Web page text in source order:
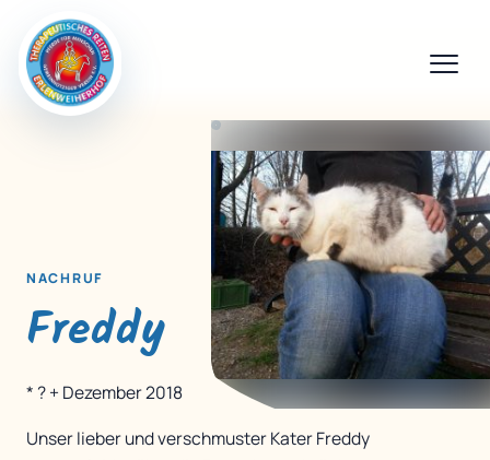
NACHRUF
Freddy
* ? + Dezember 2018
Unser lieber und verschmuster Kater Freddy